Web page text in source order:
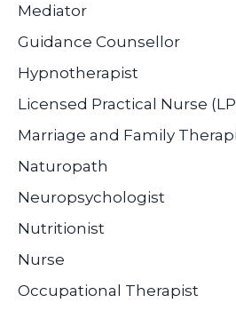
Mediator
Guidance Counsellor
Hypnotherapist
Licensed Practical Nurse
Marriage and Family
Naturopath
Neuropsychologist
Nutritionist
Nurse
Occupational Therapist